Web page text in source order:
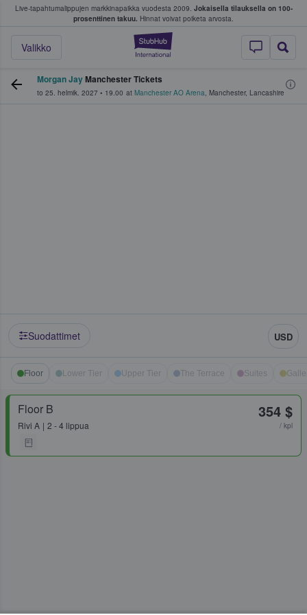
Live-tapahtumalippujen markkinapaikka vuodesta 2009. Jokaisella tilauksella on 100-
prosenttinen takuu. Hinnat voivat poiketa arvosta.
StubHub -
Valikko
fanit ostavat ja myyvät lippuja
Morgan JayManchester Tickets
to 25. helmik. 2027 • 19.00 at Manchester AO Arena, Manchester, Lancashire
Suodattimet USD
Floor Lower Tier Upper Tier The Terrace Suites
Floor B
Rivi A 2 - 4 lippua
354 $
/ kpl